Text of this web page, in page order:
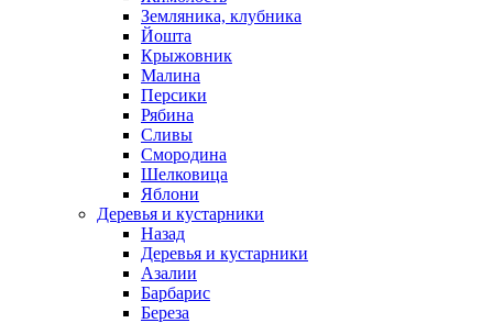
Земляника, клубника
Йошта
Крыжовник
Малина
Персики
Рябина
Сливы
Смородина
Шелковица
Яблони
Деревья и кустарники
Назад
Деревья и кустарники
Азалии
Барбарис
Береза